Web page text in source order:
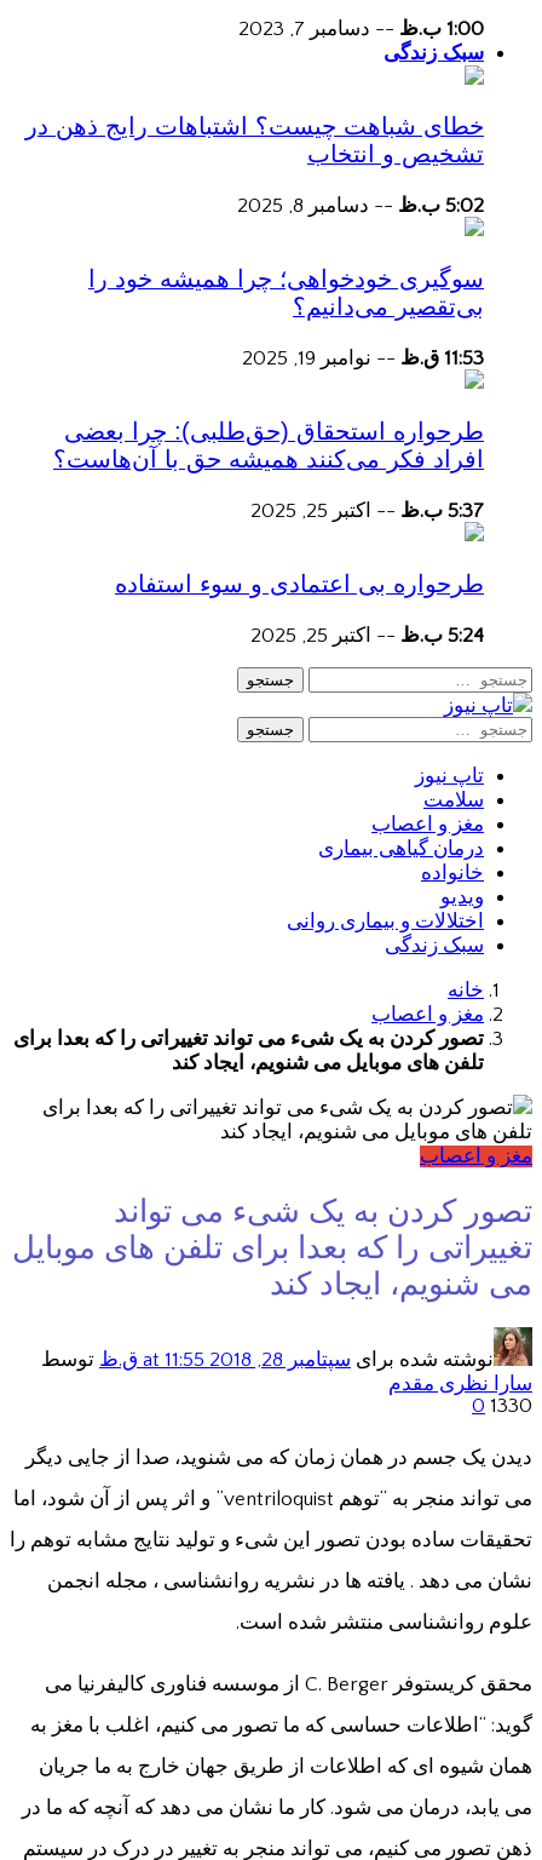
1:00 ب.ظ -- دسامبر 7, 2023
سبک زندگی
خطای شباهت چیست؟ اشتباهات رایج ذهن در
تشخیص و انتخاب
5:02 ب.ظ -- دسامبر 8, 2025
سوگیری خودخواهی؛ چرا همیشه خود را
بی‌تقصیر می‌دانیم؟
11:53 ق.ظ -- نوامبر 19, 2025
طرحواره استحقاق (حق‌طلبی): چرا بعضی
افراد فکر می‌کنند همیشه حق با آن‌هاست؟
5:37 ب.ظ -- اکتبر 25, 2025
طرحواره بی اعتمادی و سوء استفاده
5:24 ب.ظ -- اکتبر 25, 2025
جستجو
جستجو
تاپ نیوز
سلامت
مغز و اعصاب
درمان گیاهی بیماری
خانواده
ویدیو
اختلالات و بیماری روانی
سبک زندگی
خانه
مغز و اعصاب
تصور کردن به یک شیء می تواند تغییراتی را که بعدا برای
تلفن های موبایل می شنویم، ایجاد کند
مغز و اعصاب
تصور کردن به یک شیء می تواند
تغییراتی را که بعدا برای تلفن های موبایل
می شنویم، ایجاد کند
نوشته شده برای سپتامبر 28, 2018 at 11:55 ق.ظ
توسط
سارا نظری مقدم
1330
0
دیدن یک جسم در همان زمان که می شنوید، صدا از جایی دیگر
می تواند منجر به “توهم ventriloquist” و اثر پس از آن شود، اما
تحقیقات ساده بودن تصور این شیء و تولید نتایج مشابه توهم را
نشان می دهد . یافته ها در نشریه روانشناسی ، مجله انجمن
علوم روانشناسی منتشر شده است.
محقق کریستوفر C. Berger از موسسه فناوری کالیفرنیا می
گوید: “اطلاعات حساسی که ما تصور می کنیم، اغلب با مغز به
همان شیوه ای که اطلاعات از طریق جهان خارج به ما جریان
می یابد، درمان می شود. کار ما نشان می دهد که آنچه که ما در
ذهن تصور می کنیم، می تواند منجر به تغییر در درک در سیستم